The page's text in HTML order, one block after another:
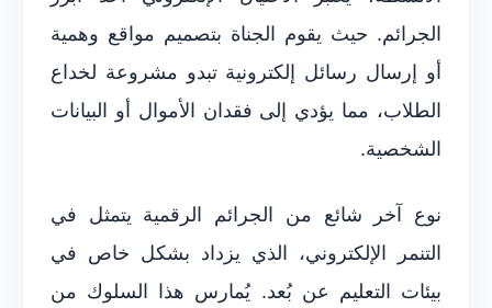
الجرائم. حيث يقوم الجناة بتصميم مواقع وهمية
أو إرسال رسائل إلكترونية تبدو مشروعة لخداع
الطلاب، مما يؤدي إلى فقدان الأموال أو البيانات
الشخصية.
نوع آخر شائع من الجرائم الرقمية يتمثل في
التنمر الإلكتروني، الذي يزداد بشكل خاص في
بيئات التعليم عن بُعد. يُمارس هذا السلوك من